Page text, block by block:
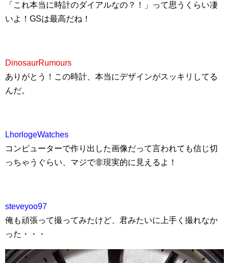
「これ本当に時計のダイアルなの？！」って思うくらい凄
いよ！GSは最高だね！
DinosaurRumours
ありがとう！この時計、本当にデザインがスッキリしてる
んだ。
LhorlogeWatches
コンピューターで作り出した画像だって言われても信じ切
っちゃうぐらい、マジで非現実的に見えるよ！
steveyoo97
俺も頑張って撮ってみたけど、君みたいに上手く撮れなか
った・・・